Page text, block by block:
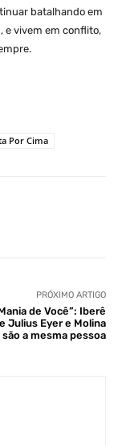
batalhando em
e vivem em conflito,
Por Cima
PRÓXIMO ARTIGO
de Você”: Iberê
Julius Eyer e Molina
são a mesma pessoa